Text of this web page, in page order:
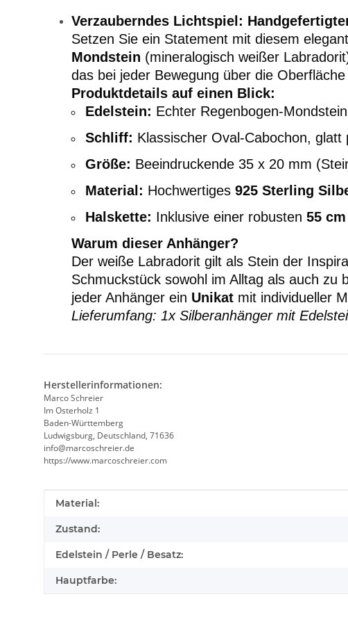
Verzauberndes Lichtspiel:
Setzen Sie ein Statement mit diesem
Mondstein (mineralogisch weißer
das bei jeder Bewegung über die
Produktdetails auf einen Blick:
Edelstein: Echter Regenbogen-
Schliff: Klassischer Oval-Cabochon,
Größe: Beeindruckende 35 x 20 mm
Material: Hochwertiges 925 Sterling
Halskette: Inklusive einer robusten 55
Warum dieser Anhänger?
Der weiße Labradorit gilt als Stein der
Schmuckstück sowohl im Alltag als auch zu
jeder Anhänger ein Unikat mit individueller
Lieferumfang: 1x Silberanhänger mit
Herstellerinformationen:
Marco Schreier
Im Osterholz 1
Baden-Württemberg
Ludwigsburg, Deutschland, 71636
info@marcoschreier.de
https://www.marcoschreier.com
Produkteigenschaft
Wert
Material:
Zustand:
Edelstein / Perle / Besatz:
Hauptfarbe: